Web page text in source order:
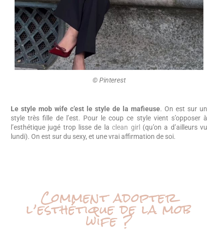
©️ Pinterest
Le style mob wife c’est le style de la mafieuse. On est sur un
style très fille de l’est. Pour le coup ce style vient s’opposer à
l’esthétique jugé trop lisse de laclean girl (qu’on a d’ailleurs vu
lundi). On est sur du sexy, et une vrai affirmation de soi.
Comment adopter
l’esthétique de la mob
wife ?